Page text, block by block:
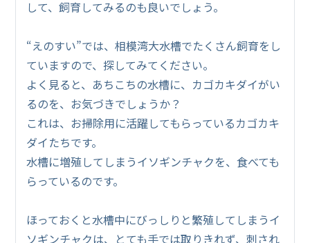
して、飼育してみるのも良いでしょう。
“えのすい”では、相模湾大水槽でたくさん飼育をし
ていますので、探してみてください。
よく見ると、あちこちの水槽に、カゴカキダイがい
るのを、お気づきでしょうか？
これは、お掃除用に活躍してもらっているカゴカキ
ダイたちです。
水槽に増殖してしまうイソギンチャクを、食べても
らっているのです。
ほっておくと水槽中にびっしりと繁殖してしまうイ
ソギンチャクは、とても手では取りきれず、刺され